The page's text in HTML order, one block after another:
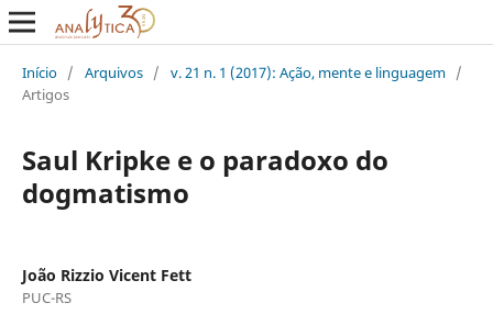
Início / Arquivos / v. 21 n. 1 (2017): Ação, mente e linguagem /
Artigos
Saul Kripke e o paradoxo do
dogmatismo
João Rizzio Vicent Fett
PUC-RS